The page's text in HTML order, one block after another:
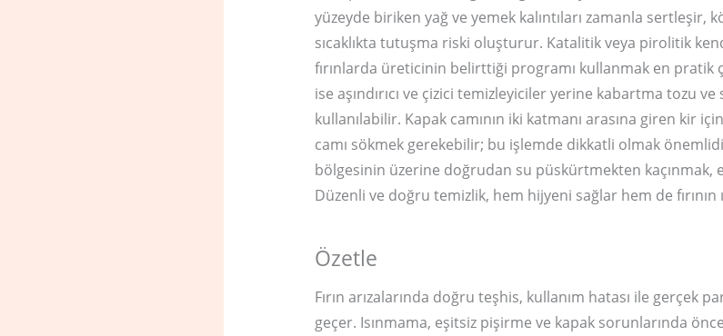
yüzeyde biriken yağ ve yemek kalıntıları zamanla sertleşir,
sıcaklıkta tutuşma riski oluşturur. Katalitik veya pirolitik
fırınlarda üreticinin belirttiği programı kullanmak en pratik
ise aşındırıcı ve çizici temizleyiciler yerine kabartma tozu ve
kullanılabilir. Kapak camının iki katmanı arasına giren kir
camı sökmek gerekebilir; bu işlemde dikkatli olmak
bölgesinin üzerine doğrudan su püskürtmekten kaçınmak,
Düzenli ve doğru temizlik, hem hijyeni sağlar hem de fırının
Özetle
Fırın arızalarında doğru teşhis, kullanım hatası ile gerçek
geçer. Isınmama, eşitsiz pişirme ve kapak sorunlarında